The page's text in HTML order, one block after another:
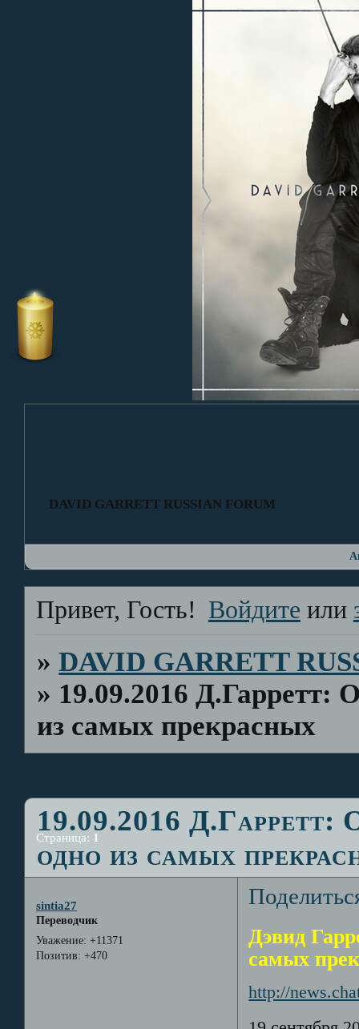
DAVID GARRETT RUSSIAN FORUM
Привет, Гость! Войдите или
»DAVID GARRETT
» 19.09.2016 Д.Гарретт:
из самых прекрасных
19.09.2016 Д.Гарретт:
одно из самых
Страница: 1
sintia27
Переводчик
Уважение: +11371
Позитив: +470
Дэвид
самых
http://